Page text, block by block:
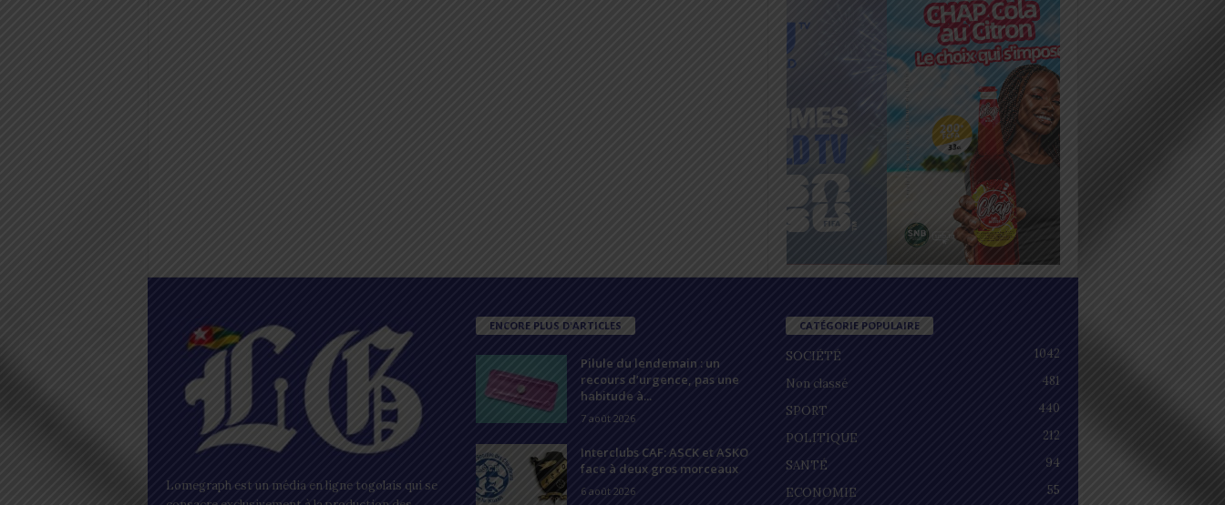
Lomegraph est un média en ligne togolais qui se
ENCORE PLUS D'ARTICLES
Pilule du lendemain : un
recours d’urgence, pas une
habitude à...
7 août 2026
Interclubs CAF: ASCK et ASKO
face à deux gros morceaux
6 août 2026
CATÉGORIE POPULAIRE
SOCIÉTÉ
1042
Non classé
481
SPORT
440
POLITIQUE
212
SANTÉ
94
ECONOMIE
55